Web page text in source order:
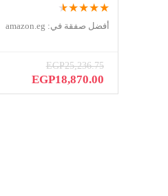
★
★
★
★
★
أفضل صفقة في: amazon.eg
EGP25,236.75
السعر
الأصلي
EGP18,870.00
السعر
الحالي